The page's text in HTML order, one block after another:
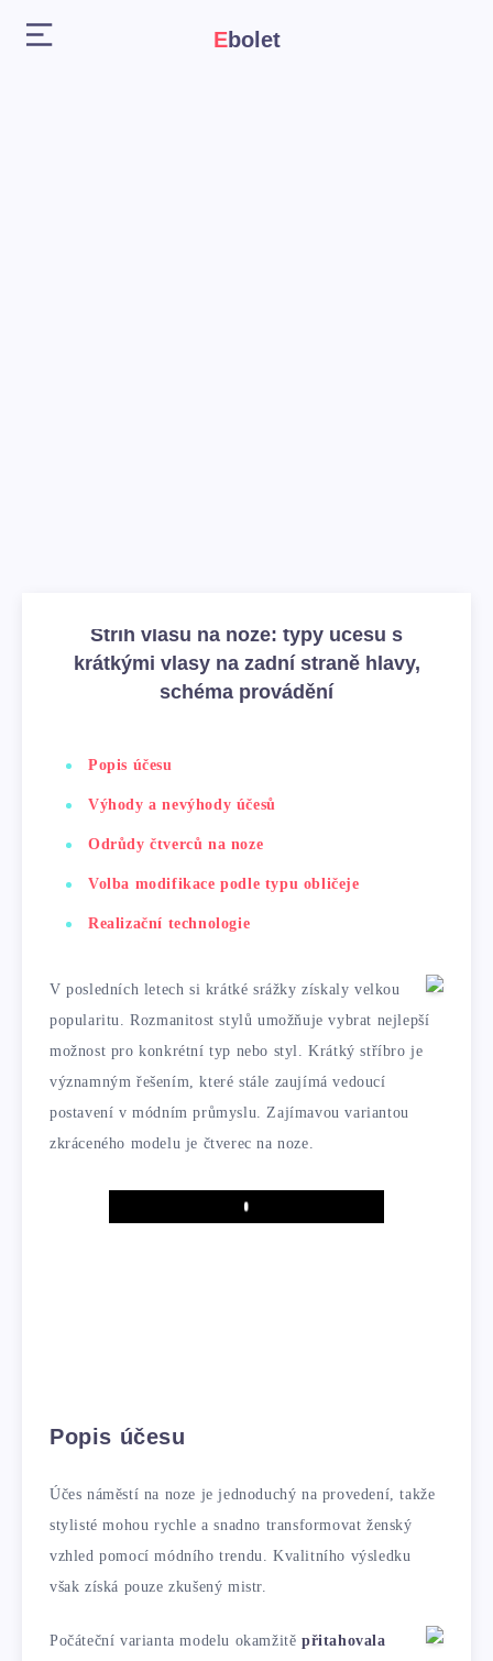
Ebolet
Střih vlasů na noze: typy účesů s
krátkými vlasy na zadní straně hlavy,
schéma provádění
Popis účesu
Výhody a nevýhody účesů
Odrůdy čtverců na noze
Volba modifikace podle typu obličeje
Realizační technologie
V posledních letech si krátké srážky získaly velkou
popularitu. Rozmanitost stylů umožňuje vybrat nejlepší
možnost pro konkrétní typ nebo styl. Krátký stříbro je
významným řešením, které stále zaujímá vedoucí
postavení v módním průmyslu. Zajímavou variantou
zkráceného modelu je čtverec na noze.
Play
Popis účesu
Účes náměstí na noze je jednoduchý na provedení, takže
stylisté mohou rychle a snadno transformovat ženský
vzhled pomocí módního trendu. Kvalitního výsledku
však získá pouze zkušený mistr.
Počáteční varianta modelu okamžitě přitahovala